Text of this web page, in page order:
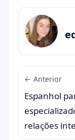
← Anterior
Espanhol
relações